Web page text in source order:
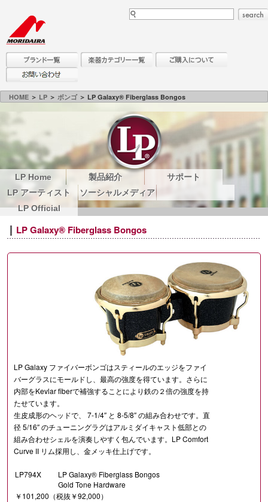
HOME ＞ LP ＞ ボンゴ＞ LP Galaxy® Fiberglass Bongos
LP Home 製品紹介
サポート
LP アーティスト
ソーシャルメディア
LP Official
LP Galaxy® Fiberglass Bongos
LP Galaxy ファイバーボンゴはスティールのエッジをファイ
バーグラスにモールドし、最高の強度を得ています。さらに
内部をKevlar fiberで補強することにより鉄の２倍の強度を持
たせています。
生皮成形のヘッドで、 7-1/4″ と 8-5/8″ の組み合わせです。直
径 5/16″ のチューニングラグはアルミダイキャスト低部との
組み合わせシェルを演奏しやすく包んでいます。LP Comfort
Curve II リム採用し、金メッキ仕上げです。
LP794X
LP Galaxy® Fiberglass Bongos
Gold Tone Hardware
￥101,200（税抜￥92,000）